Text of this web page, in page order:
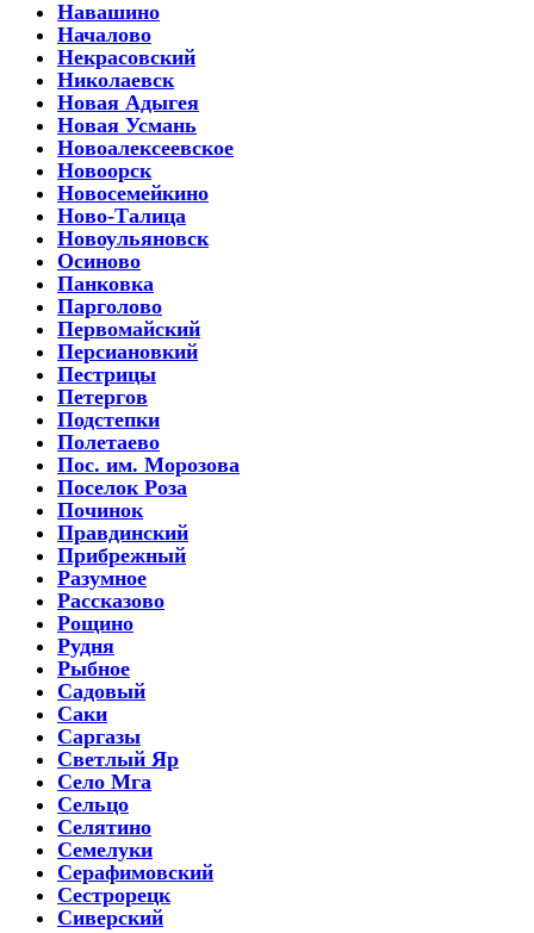
Навашино
Началово
Некрасовский
Николаевск
Новая Адыгея
Новая Усмань
Новоалексеевское
Новоорск
Новосемейкино
Ново-Талица
Новоульяновск
Осиново
Панковка
Парголово
Первомайский
Персиановкий
Пестрицы
Петергов
Подстепки
Полетаево
Пос. им. Морозова
Поселок Роза
Починок
Правдинский
Прибрежный
Разумное
Рассказово
Рощино
Рудня
Рыбное
Садовый
Саки
Саргазы
Светлый Яр
Село Мга
Сельцо
Селятино
Семелуки
Серафимовский
Сестрорецк
Сиверский